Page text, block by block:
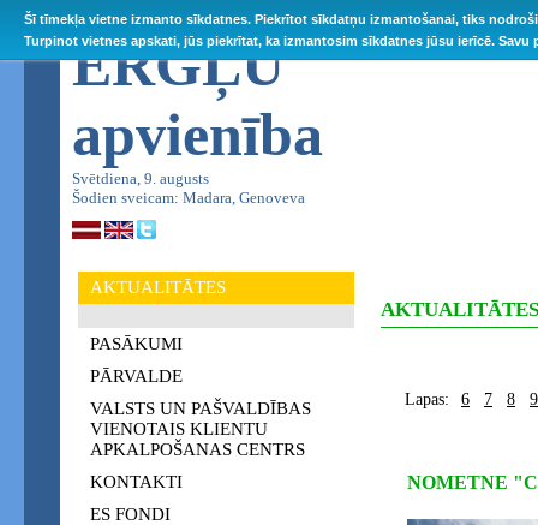
Šī tīmekļa vietne izmanto sīkdatnes. Piekrītot sīkdatņu izmantošanai, tiks
Turpinot vietnes apskati, jūs piekrītat, ka izmantosim sīkdatnes jūsu ierīcē.
ĒRGĻU
apvienība
Svētdiena, 9. augusts
Šodien sveicam: Madara, Genoveva
AKTUALITĀTES
PASĀKUMI
PĀRVALDE
VALSTS UN PAŠVALDĪBAS
VIENOTAIS KLIENTU
APKALPOŠANAS CENTRS
KONTAKTI
ES FONDI
AKTUALITĀTES
Lapas: 6 7 8 9
NOMETNE